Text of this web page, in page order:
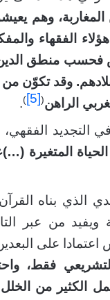
المغاربة، وهم
الفقهاء
منطق الدين
لبلادهم. وقد
الراهن(
[5]
)
.
التجديد
المتغيرة
الذي بناه
ويفيد من عبر
اعتمادا على
فقط،
الكثير من